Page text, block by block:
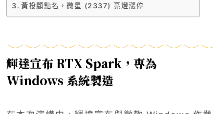
黃投顧點名，微星 (2337) 亮燈漲停
輝達宣布 RTX Spark，專為
Windows 系統製造